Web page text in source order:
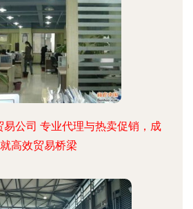
易公司 专业代理与热卖促销，成
就高效贸易桥梁